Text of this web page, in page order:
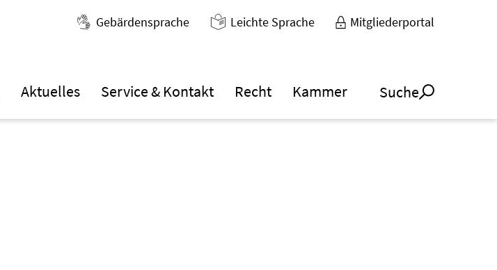
Gebärdensprache Leichte Sprache Mitgliederportal
Aktuelles Service & Kontakt Recht Kammer Suche